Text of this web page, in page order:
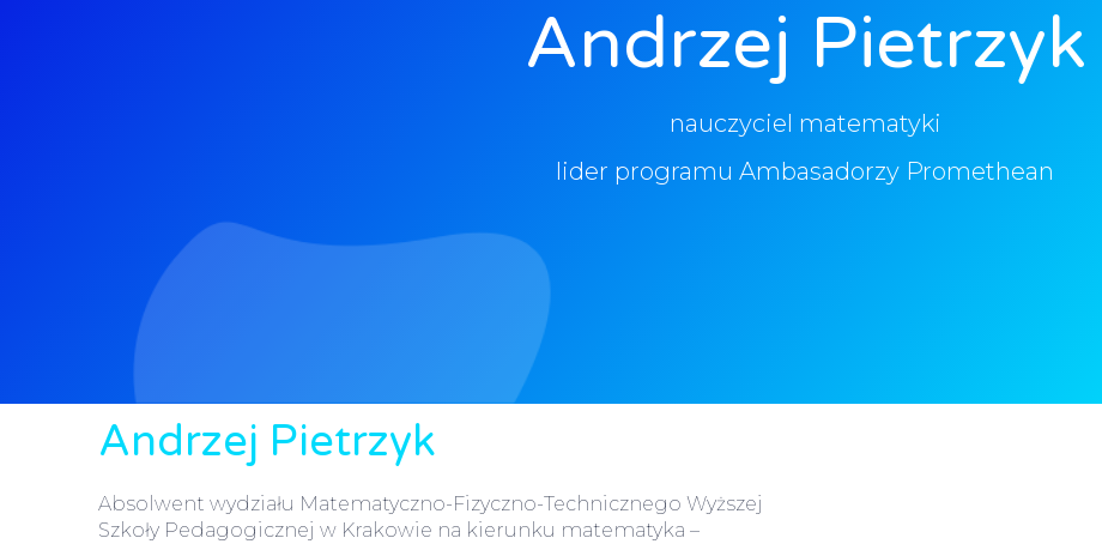
Andrzej Pietrzyk
nauczyciel matematyki
lider programu Ambasadorzy Promethean
Andrzej Pietrzyk
Absolwent wydziału Matematyczno-Fizyczno-Technicznego Wyższej
Szkoły Pedagogicznej w Krakowie na kierunku matematyka –